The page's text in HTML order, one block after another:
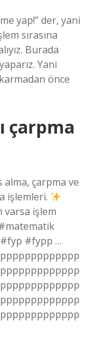
yap!” der, yani
sırasına
Burada
Yani
önce
çarpma
alma, çarpma ve
işlemleri.
varsa işlem
#fypp …